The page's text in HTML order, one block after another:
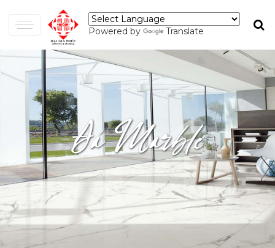
Powered by Translate
Đá Marble